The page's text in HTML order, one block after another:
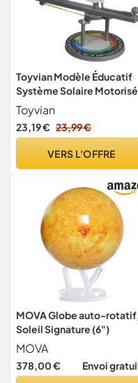
Toyvian Modèle Éducatif
Système Solaire Motorisé
avec Rotation Terre Lune
Soleil Appareil
Pédagogique Interactif
Démonstration
Toyvian
23,19 € 23,99 €
VERS L'OFFRE
MOVA Globe auto-
Soleil Signature (6")
MOVA
378,00 € Envoi